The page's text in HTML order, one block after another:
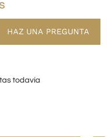
HAZ UNA PREGUNTA
todavía